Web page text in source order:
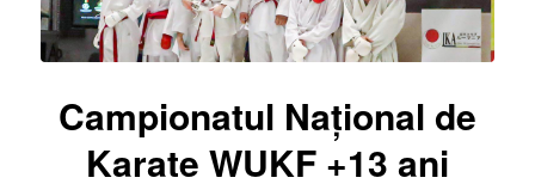
Campionatul Național de
Karate WUKF +13 ani